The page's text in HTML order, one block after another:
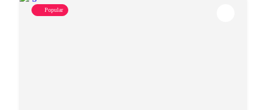
Popular